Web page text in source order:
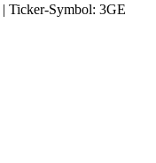
| Ticker-Symbol: 3GE